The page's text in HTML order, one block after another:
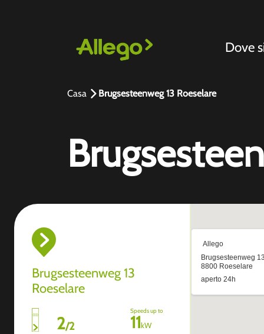
Dove
Casa Brugsesteenweg 13 Roeselare
Brugsesteenweg 13
Roeselare
2/2
Speeds up to
11kW